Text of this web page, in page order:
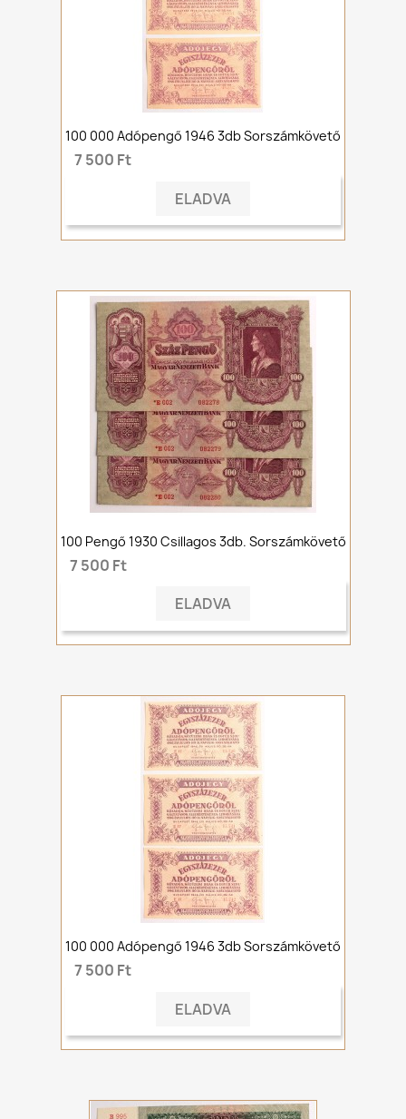
100 000 Adópengő 1946 3db Sorszámkövető
7 500 Ft
ELADVA
100 Pengő 1930 Csillagos 3db. Sorszámkövető
7 500 Ft
ELADVA
100 000 Adópengő 1946 3db Sorszámkövető
7 500 Ft
ELADVA